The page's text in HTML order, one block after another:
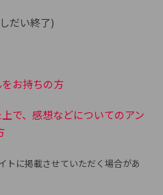
だい終了)
お持ちの方
で、感想などについてのアン
トに掲載させていただく場合があ